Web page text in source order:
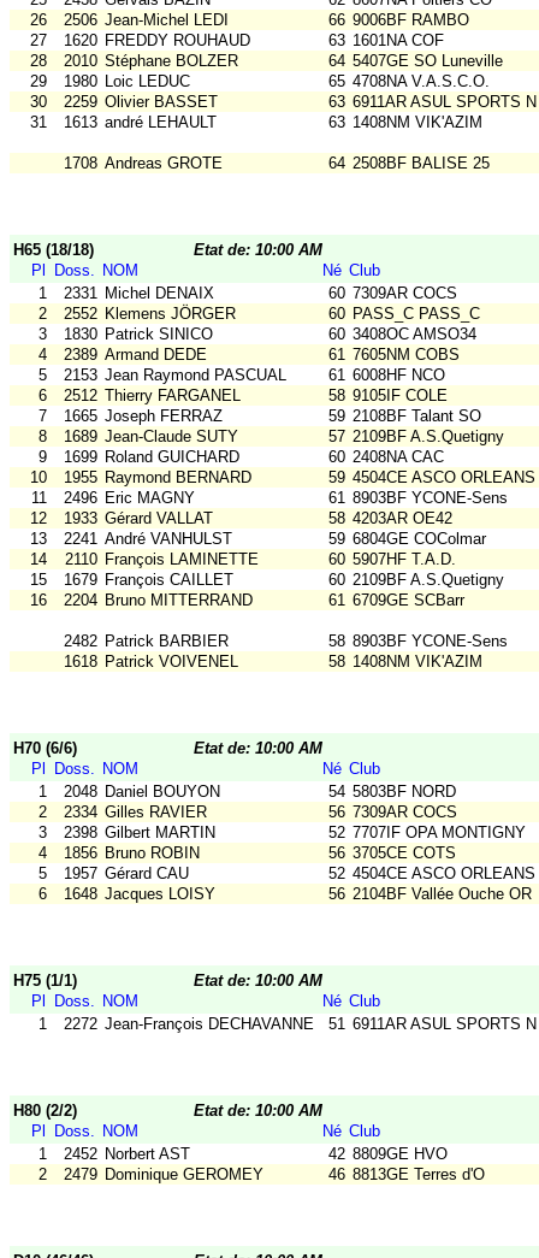
26
2506 Jean-Michel LEDI 66 9006BF RAMBO
27
1620 FREDDY ROUHAUD 63 1601NA COF
28
2010 Stéphane BOLZER 64 5407GE SO Luneville
29
1980 Loic LEDUC 65 4708NA V.A.S.C.O.
30
2259 Olivier BASSET 63 6911AR ASUL SPORTS
31
1613 andré LEHAULT 63 1408NM VIK'AZIM
1708 Andreas GROTE 64 2508BF BALISE 25
H65 (18/18)
Etat de: 10:00 AM
Pl
Doss. NOM Né Club
1
2331 Michel DENAIX 60 7309AR COCS
2
2552 Klemens JÖRGER 60 PASS_C PASS_C
3
1830 Patrick SINICO 60 3408OC AMSO34
4
2389 Armand DEDE 61 7605NM COBS
5
2153 Jean Raymond PASCUAL 61 6008HF NCO
6
2512 Thierry FARGANEL 58 9105IF COLE
7
1665 Joseph FERRAZ 59 2108BF Talant SO
8
1689 Jean-Claude SUTY 57 2109BF A.S.Quetigny
9
1699 Roland GUICHARD 60 2408NA CAC
10
1955 Raymond BERNARD 59 4504CE ASCO ORLEANS
11
2496 Eric MAGNY 61 8903BF YCONE-Sens
12
1933 Gérard VALLAT 58 4203AR OE42
13
2241 André VANHULST 59 6804GE COColmar
14
2110 François LAMINETTE 60 5907HF T.A.D.
15
1679 François CAILLET 60 2109BF A.S.Quetigny
16
2204 Bruno MITTERRAND 61 6709GE SCBarr
2482 Patrick BARBIER 58 8903BF YCONE-Sens
1618 Patrick VOIVENEL 58 1408NM VIK'AZIM
H70 (6/6)
Etat de: 10:00 AM
Pl
Doss. NOM Né Club
1
2048 Daniel BOUYON 54 5803BF NORD
2
2334 Gilles RAVIER 56 7309AR COCS
3
2398 Gilbert MARTIN 52 7707IF OPA MONTIGNY
4
1856 Bruno ROBIN 56 3705CE COTS
5
1957 Gérard CAU 52 4504CE ASCO ORLEANS
6
1648 Jacques LOISY 56 2104BF Vallée Ouche OR
H75 (1/1)
Etat de: 10:00 AM
Pl
Doss. NOM Né Club
1
2272 Jean-François DECHAVANNE 51 6911AR ASUL SPORTS
H80 (2/2)
Etat de: 10:00 AM
Pl
Doss. NOM Né Club
1
2452 Norbert AST 42 8809GE HVO
2
2479 Dominique GEROMEY 46 8813GE Terres d'O